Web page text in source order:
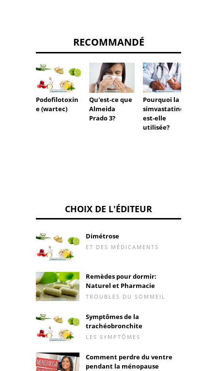
RECOMMANDÉ
Podofilotoxin
e (wartec)
Qu'est-ce que
Almeida
Prado 3?
Pourquoi la
simvastatine
est-elle
utilisée?
CHOIX DE L'ÉDITEUR
Dimétrose
ET DES MÉDICAMENTS
Remèdes pour dormir:
Naturel et Pharmacie
TROUBLES DU SOMMEIL
Symptômes de la
trachéobronchite
LES SYMPTÔMES
Comment perdre du ventre
pendant la ménopause